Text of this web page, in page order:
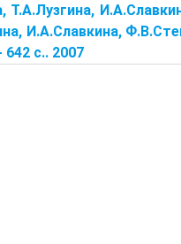
Т.А.Лузгина,
И.А.Славкина,
642 с.. 2007